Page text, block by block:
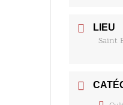
LIEU
Saint